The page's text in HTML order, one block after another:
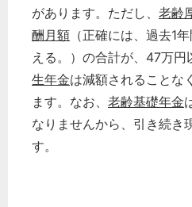
があります。ただし、 老齢
酬月額 （正確には、過去1
える。）の合計が、47万円
生年金は減額されることな
ます。なお、 老齢基礎年金
なりませんから、引き続き
す。